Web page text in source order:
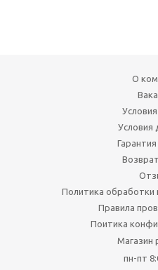
О
Условия
Политика обработки
Правила
Поитика
Магазин
пн-пт